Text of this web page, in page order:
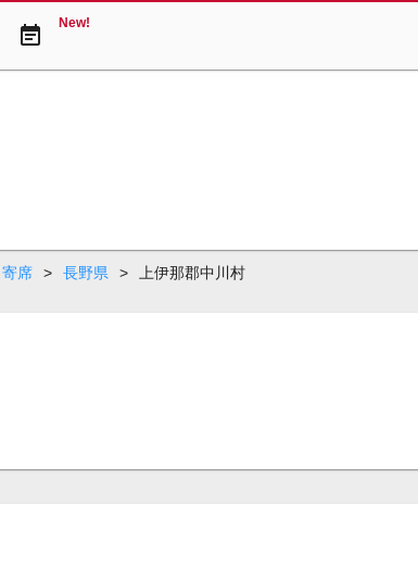
event_note New!
寄席 > 長野県 > 上伊那郡中川村